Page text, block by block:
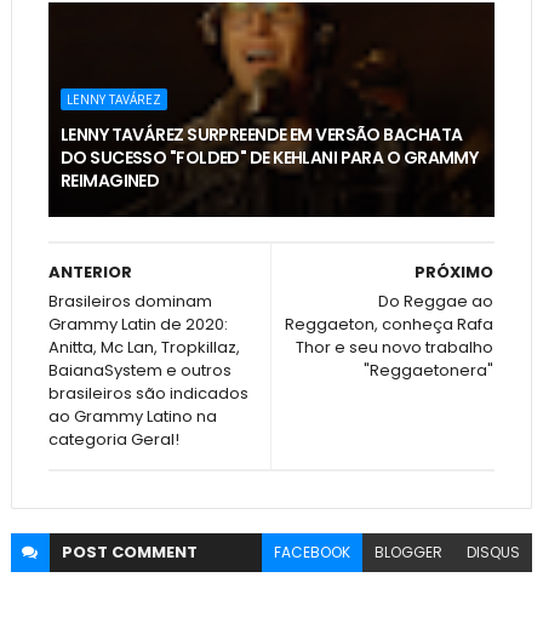
LENNY TAVÁREZ
LENNY TAVÁREZ SURPREENDE EM VERSÃO BACHATA
DO SUCESSO "FOLDED" DE KEHLANI PARA O GRAMMY
REIMAGINED
PRÓXIMO
Do Reggae ao
Reggaeton, conheça Rafa
Thor e seu novo trabalho
"Reggaetonera"
ANTERIOR
Brasileiros dominam
Grammy Latin de 2020:
Anitta, Mc Lan, Tropkillaz,
BaianaSystem e outros
brasileiros são indicados
ao Grammy Latino na
categoria Geral!
POST COMMENT FACEBOOK BLOGGER DISQUS